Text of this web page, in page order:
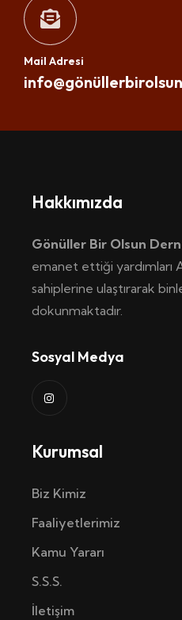
Mail Adresi
Hakkımızda
Gönüller Bir Olsun
emanet ettiği yardımları
sahiplerine ulaştırarak
dokunmaktadır.
Sosyal Medya
Kurumsal
Biz Kimiz
Faaliyetlerimiz
Kamu Yararı
S.S.S.
İletişim